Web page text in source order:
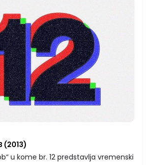
(2013)
u kome br. 12 predstavlja vremenski